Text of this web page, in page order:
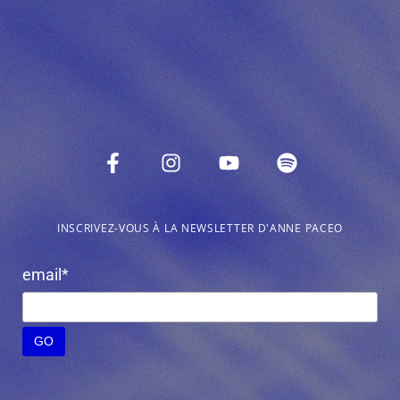
INSCRIVEZ-VOUS À LA NEWSLETTER D'ANNE PACEO
email*